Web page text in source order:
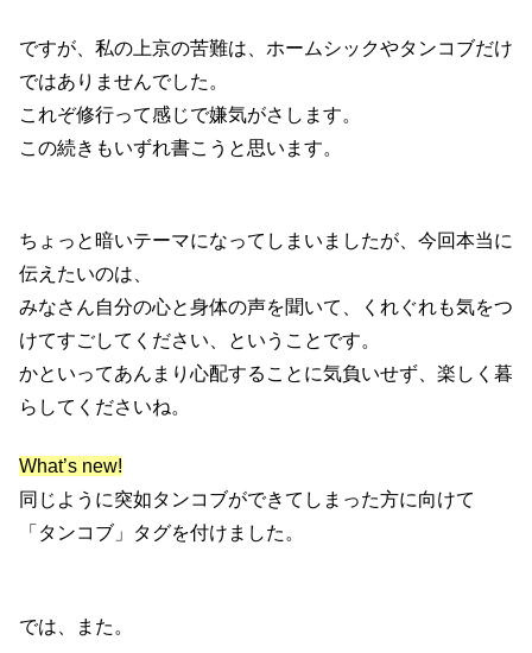
ですが、私の上京の苦難は、ホームシックやタンコブだけ
ではありませんでした。
これぞ修行って感じで嫌気がさします。
この続きもいずれ書こうと思います。
ちょっと暗いテーマになってしまいましたが、今回本当に
伝えたいのは、
みなさん自分の心と身体の声を聞いて、くれぐれも気をつ
けてすごしてください、ということです。
かといってあんまり心配することに気負いせず、楽しく暮
らしてくださいね。
What’s new!
同じように突如タンコブができてしまった方に向けて
「タンコブ」タグを付けました。
では、また。